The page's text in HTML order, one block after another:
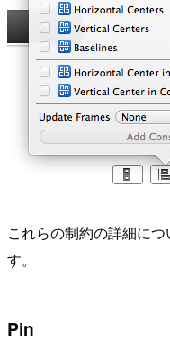
これらの制約の詳細に
す。
Pin